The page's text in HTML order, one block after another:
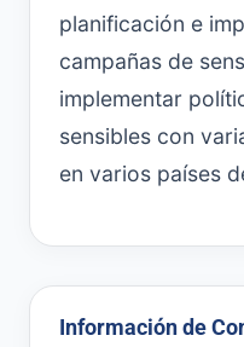
planificación e
campañas de
implementar
sensibles con
en varios países
Información de